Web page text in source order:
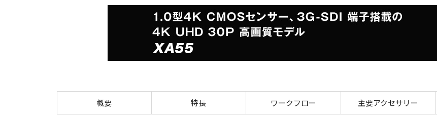
外観 XA55
概要 特長 ワークフロー 主要アクセサリー